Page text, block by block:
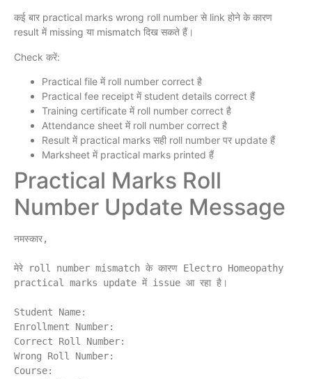
कई बार practical marks wrong roll number से link होने के कारण
result में missing या mismatch दिख सकते हैं।
Check करें:
Practical file में roll number correct है
Practical fee receipt में student details correct हैं
Training certificate में roll number correct है
Attendance sheet में roll number correct है
Result में practical marks सही roll number पर update हैं
Marksheet में practical marks printed हैं
Practical Marks Roll
Number Update Message
नमस्कार,
मेरे roll number mismatch के कारण Electro Homeopathy
practical marks update में issue आ रहा है।
Student Name:
Enrollment Number:
Correct Roll Number:
Wrong Roll Number:
Course: